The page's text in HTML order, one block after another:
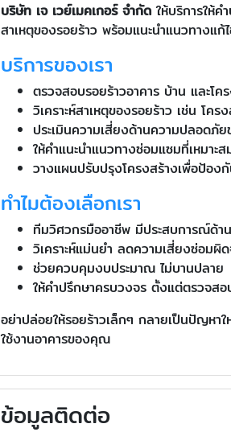
บริษัท เจ เวย์เมคเกอร์ จำกัด ให้บริการให้
สาเหตุของรอยร้าว พร้อมแนะนำแนวทางแ
บริการของเรา
ตรวจสอบรอยร้าวอาคาร บ้าน และโ
วิเคราะห์สาเหตุของรอยร้าว เช่น โค
ประเมินความเสี่ยงด้านความปลอดภัย
ให้คำแนะนำแนวทางซ่อมแซมที่เหมาะ
วางแผนปรับปรุงโครงสร้างเพื่อป้อง
ทำไมต้องเลือกเรา
ทีมวิศวกรมืออาชีพ มีประสบการณ์ด้า
วิเคราะห์แม่นยำ ลดความเสี่ยงซ่อมผิ
ช่วยควบคุมงบประมาณ ไม่บานปลาย
ให้คำปรึกษาครบวงจร ตั้งแต่ตรวจส
อย่าปล่อยให้รอยร้าวเล็กๆ กลายเป็นปัญหา
ใช้งานอาคารของคุณ
ข้อมูลติดต่อ